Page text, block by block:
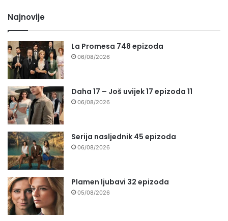
Najnovije
La Promesa 748 epizoda
06/08/2026
Daha 17 – Još uvijek 17 epizoda 11
06/08/2026
Serija nasljednik 45 epizoda
06/08/2026
Plamen ljubavi 32 epizoda
05/08/2026